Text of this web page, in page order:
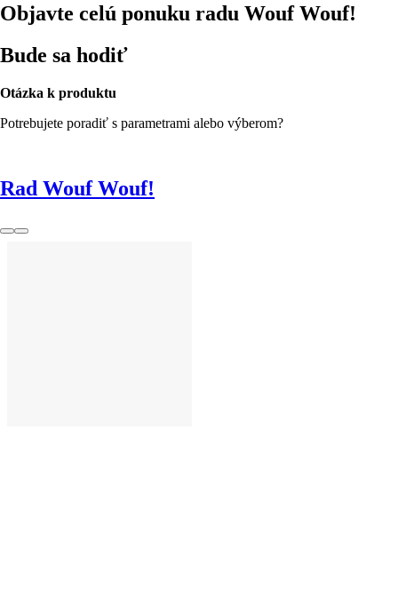
Objavte celú ponuku radu Wouf Wouf!
Bude sa hodiť
Otázka k produktu
Potrebujete poradiť s parametrami alebo výberom?
Rad Wouf Wouf!